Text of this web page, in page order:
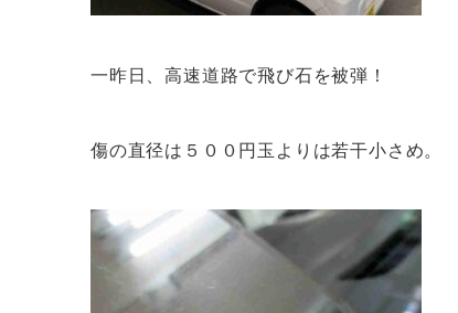
一昨日、高速道路で飛び石を被弾！
傷の直径は５００円玉よりは若干小さめ。